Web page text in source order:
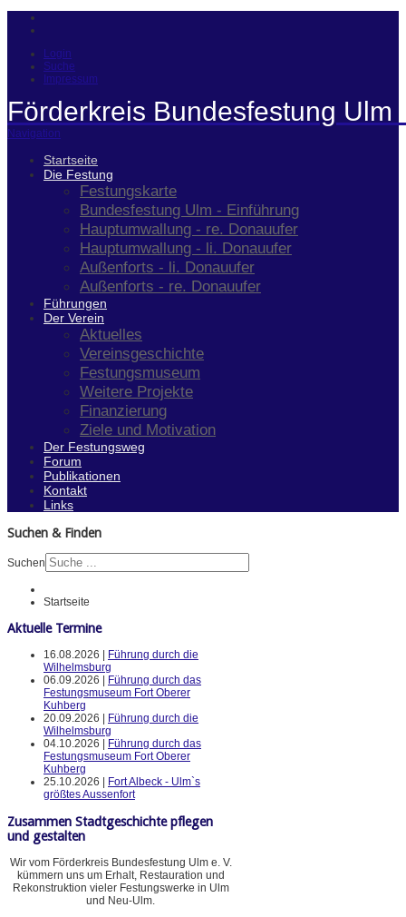
Login
Suche
Impressum
Förderkreis Bundesfestung Ulm
Navigation
Startseite
Die Festung
Festungskarte
Bundesfestung Ulm - Einführung
Hauptumwallung - re. Donauufer
Hauptumwallung - li. Donauufer
Außenforts - li. Donauufer
Außenforts - re. Donauufer
Führungen
Der Verein
Aktuelles
Vereinsgeschichte
Festungsmuseum
Weitere Projekte
Finanzierung
Ziele und Motivation
Der Festungsweg
Forum
Publikationen
Kontakt
Links
Suchen & Finden
Suchen
Startseite
Aktuelle Termine
16.08.2026 |
Führung durch die
Wilhelmsburg
06.09.2026 |
Führung durch das
Festungsmuseum Fort Oberer
Kuhberg
20.09.2026 |
Führung durch die
Wilhelmsburg
04.10.2026 |
Führung durch das
Festungsmuseum Fort Oberer
Kuhberg
25.10.2026 |
Fort Albeck - Ulm`s
größtes Aussenfort
Zusammen Stadtgeschichte pflegen
und gestalten
Wir vom Förderkreis Bundesfestung Ulm e. V.
kümmern uns um Erhalt, Restauration und
Rekonstruktion vieler Festungswerke in Ulm
und Neu-Ulm.